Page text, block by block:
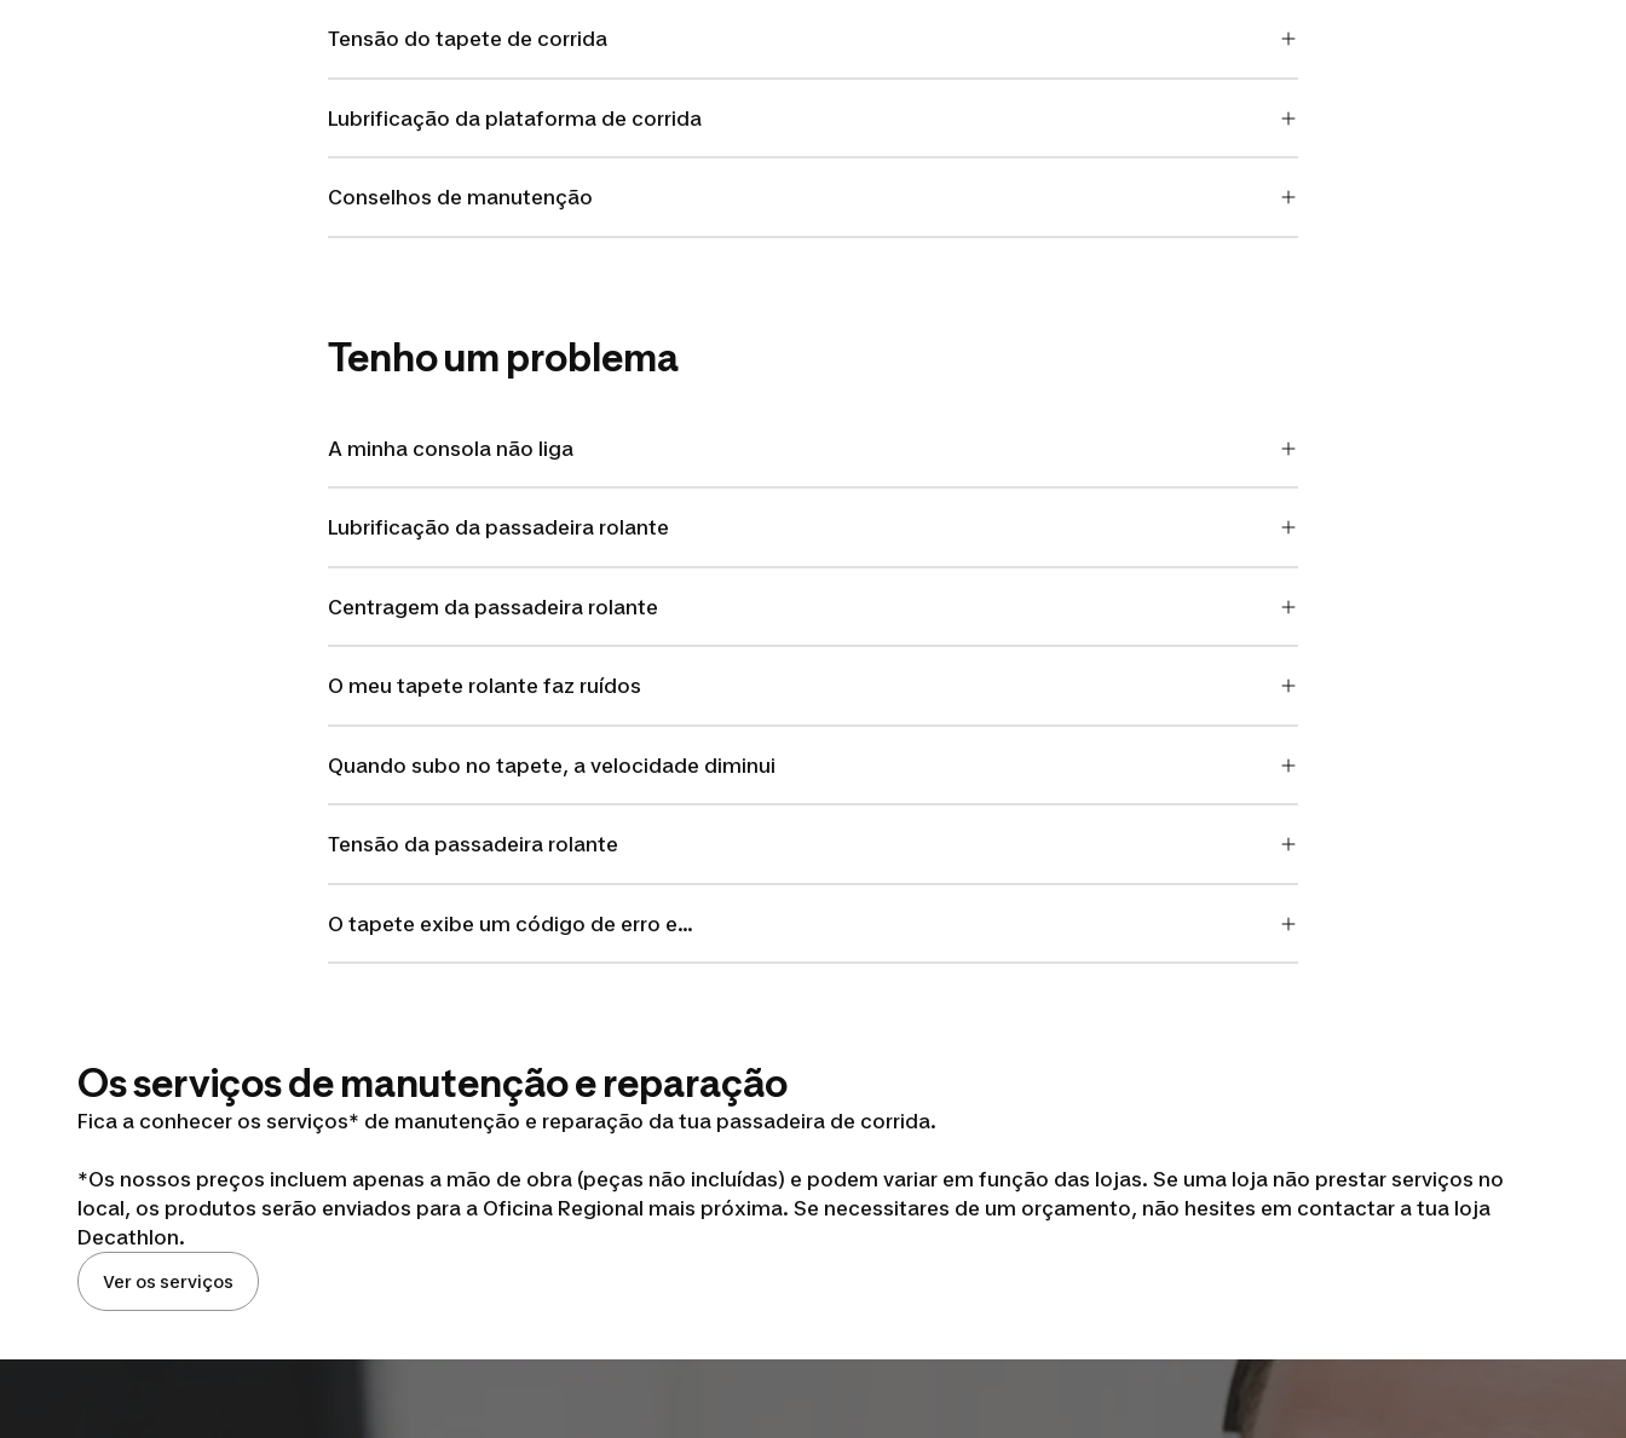
Tensão do tapete de corrida
Lubrificação da plataforma de corrida
Conselhos de manutenção
Tenho um problema
A minha consola não liga
Lubrificação da passadeira rolante
Centragem da passadeira rolante
O meu tapete rolante faz ruídos
Quando subo no tapete, a velocidade diminui
Tensão da passadeira rolante
O tapete exibe um código de erro e…
Os serviços de manutenção e reparação
Fica a conhecer os serviços* de manutenção e reparação da tua passadeira de corrida.
*Os nossos preços incluem apenas a mão de obra (peças não incluídas) e podem variar em função das lojas. Se uma loja não prestar serviços no
local, os produtos serão enviados para a Oficina Regional mais próxima. Se necessitares de um orçamento, não hesites em contactar a tua loja
Decathlon.
Ver os serviços